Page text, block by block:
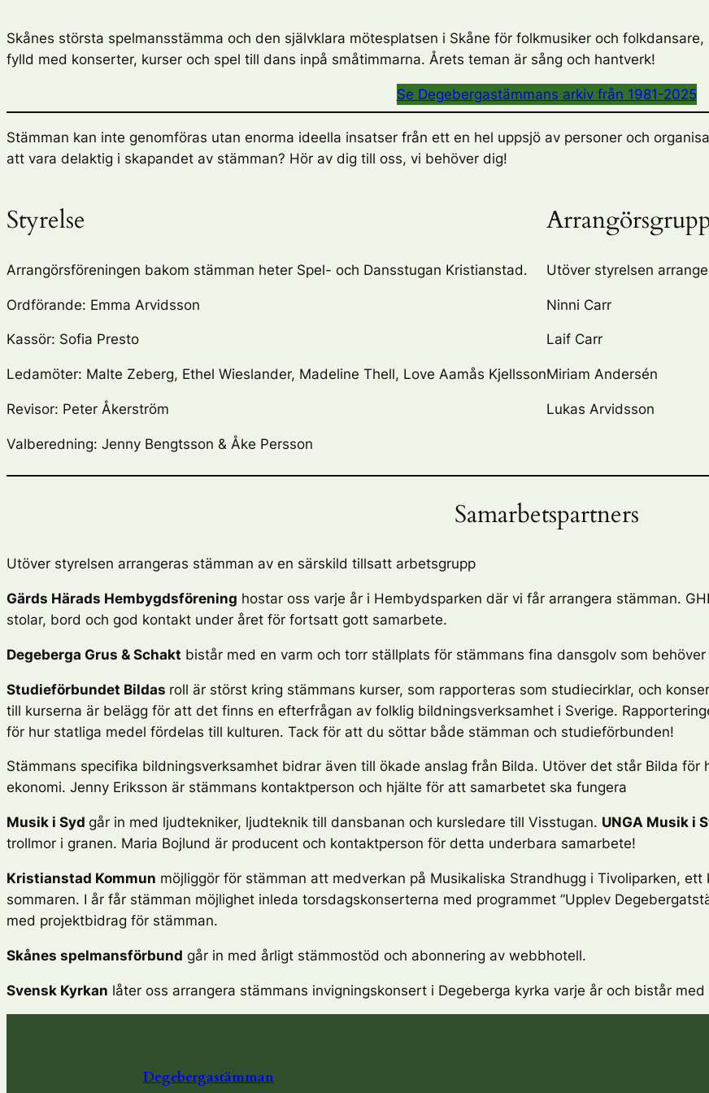
Skånes största spelmansstämma och den självklara mötesplatsen i Skåne för folkmusiker och
fylld med konserter, kurser och spel till dans inpå småtimmarna. Årets teman är sång och hantverk!
Se Degebergastämmans arkiv från 1981-2025
Stämman kan inte genomföras utan enorma ideella insatser från ett en hel uppsjö av personer och
att vara delaktig i skapandet av stämman? Hör av dig till oss, vi behöver dig!
Styrelse
Arrangörsföreningen bakom stämman heter Spel- och Dansstugan Kristianstad.
Ordförande: Emma Arvidsson
Kassör: Sofia Presto
Ledamöter: Malte Zeberg, Ethel Wieslander, Madeline Thell, Love Aamås Kjellsson
Revisor: Peter Åkerström
Valberedning: Jenny Bengtsson & Åke Persson
Utöver styrelsen
Ninni Carr
Laif Carr
Miriam Andersén
Lukas Arvidsson
Samarbetspartners
Utöver styrelsen arrangeras stämman av en särskild tillsatt arbetsgrupp
Gärds Härads Hembygdsförening hostar oss varje år i Hembydsparken där vi får arrangera stämman.
stolar, bord och god kontakt under året för fortsatt gott samarbete.
Degeberga Grus & Schakt bistår med en varm och torr ställplats för stämmans fina dansgolv som
Studieförbundet Bildas roll är störst kring stämmans kurser, som rapporteras som studiecirklar, och
till kurserna är belägg för att det finns en efterfrågan av folklig bildningsverksamhet i Sverige.
för hur statliga medel fördelas till kulturen. Tack för att du söttar både stämman och studieförbunden!
Stämmans specifika bildningsverksamhet bidrar även till ökade anslag från Bilda. Utöver det står Bilda
ekonomi. Jenny Eriksson är stämmans kontaktperson och hjälte för att samarbetet ska fungera
Musik i Syd går in med ljudtekniker, ljudteknik till dansbanan och kursledare till Visstugan. UNGA Musik i
trollmor i granen. Maria Bojlund är producent och kontaktperson för detta underbara samarbete!
Kristianstad Kommun möjliggör för stämman att medverkan på Musikaliska Strandhugg i Tivoliparken,
sommaren. I år får stämman möjlighet inleda torsdagskonserterna med programmet ”Upplev
med projektbidrag för stämman.
Skånes spelmansförbund går in med årligt stämmostöd och abonnering av webbhotell.
Svensk Kyrkan låter oss arrangera stämmans invigningskonsert i Degeberga kyrka varje år och bistår
Degebergastämman